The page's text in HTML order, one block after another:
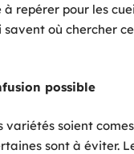
repérer pour les
où chercher
possible
variétés soient
sont à éviter.